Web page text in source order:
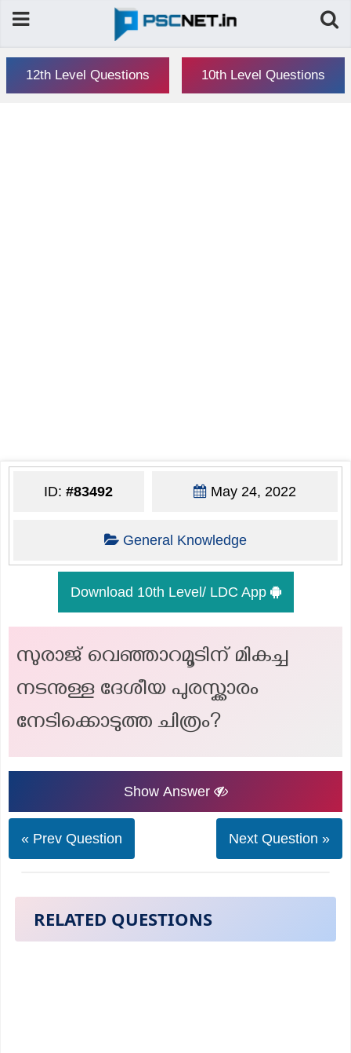
12th Level Questions 10th Level Questions
ID:#83492 May 24, 2022
General Knowledge
Download 10th Level/ LDC App
സുരാജ് വെഞ്ഞാറമൂടിന് മികച്ച
നടനുള്ള ദേശീയ പുരസ്ക്കാരം
നേടിക്കൊടുത്ത ചിത്രം?
Show Answer
« Prev Question Next Question »
RELATED QUESTIONS